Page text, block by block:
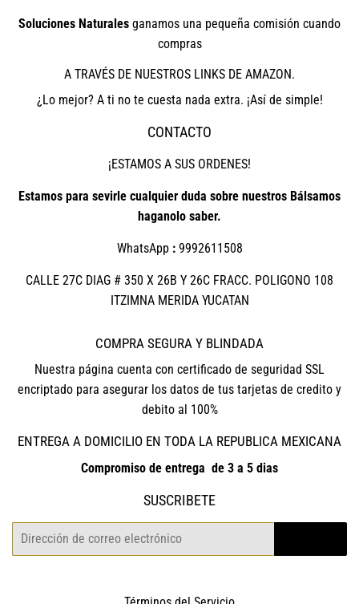
Soluciones Naturales ganamos una pequeña comisión cuando
compras
A TRAVÉS DE NUESTROS LINKS DE AMAZON.
¿Lo mejor? A ti no te cuesta nada extra. ¡Así de simple!
CONTACTO
¡ESTAMOS A SUS ORDENES!
Estamos para sevirle cualquier duda sobre nuestros Bálsamos
haganolo saber.
WhatsApp : 9992611508
CALLE 27C DIAG # 350 X 26B Y 26C FRACC. POLIGONO 108
ITZIMNA MERIDA YUCATAN
COMPRA SEGURA Y BLINDADA
Nuestra página cuenta con certificado de seguridad SSL
encriptado para asegurar los datos de tus tarjetas de credito y
debito al 100%
ENTREGA A DOMICILIO EN TODA LA REPUBLICA MEXICANA
Compromiso de entrega de 3 a 5 dias
SUSCRIBETE
Correo